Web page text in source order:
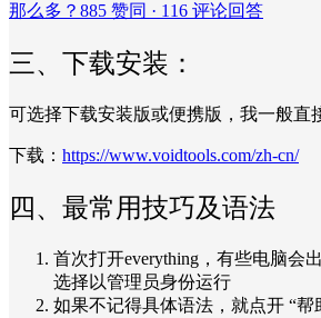
那么多？885 赞同 · 116 评论回答
三、下载安装：
可选择下载安装版或便携版，我一般直
下载： https://www.voidtools.com/zh-cn/
四、最常用技巧及语法
首次打开everything，有些电脑会
选择以管理员身份运行
如果不记得具体语法，就点开 “帮